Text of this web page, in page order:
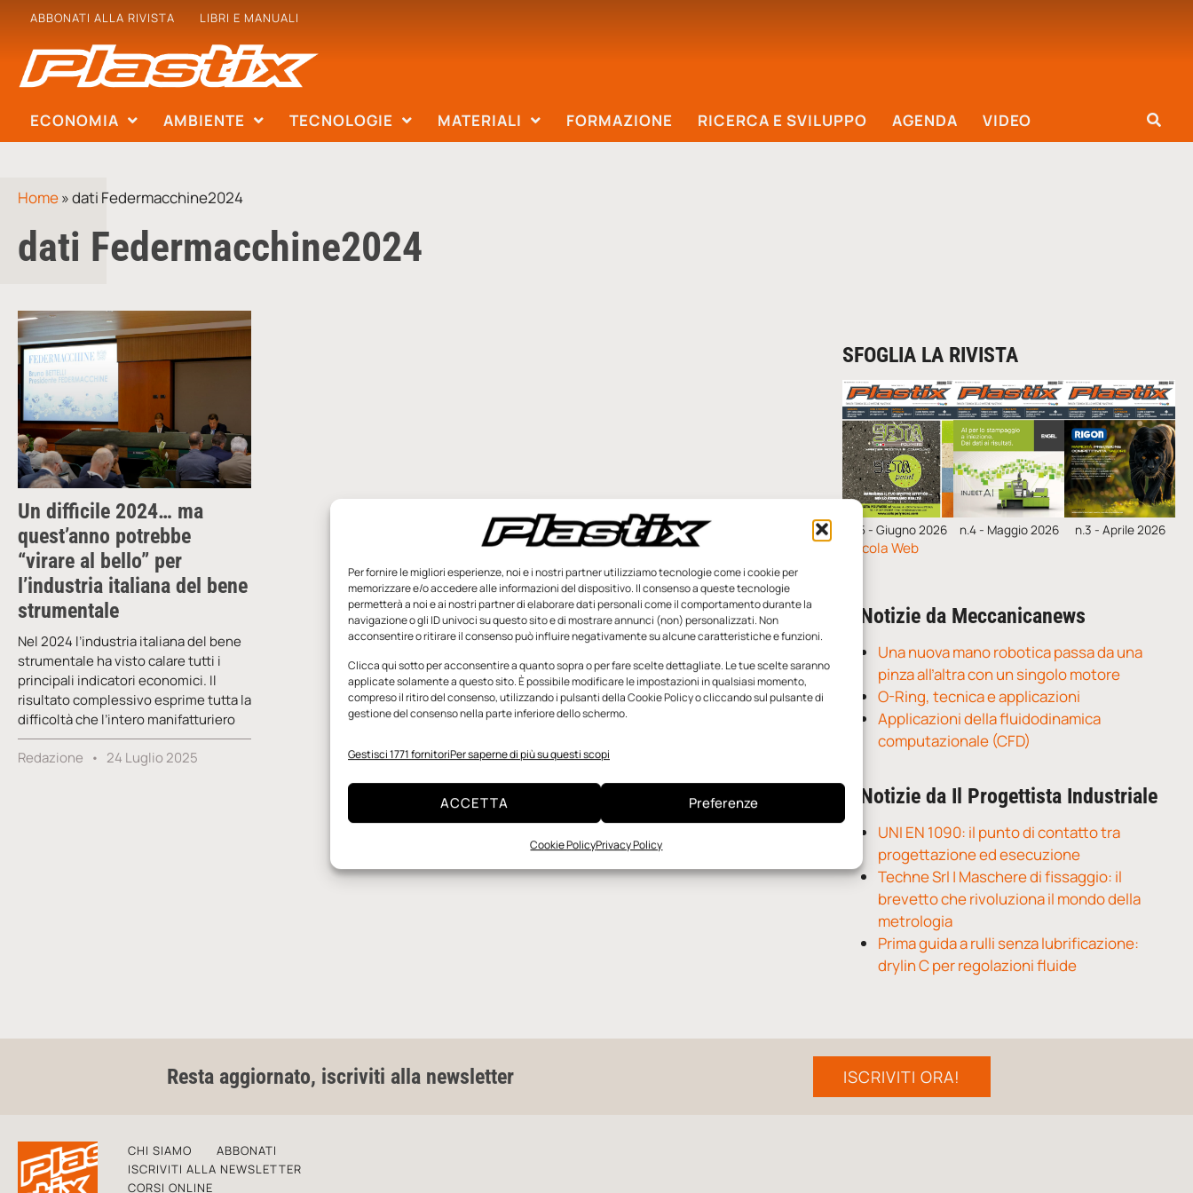
Per fornire le migliori esperienze, noi e i nostri partner utilizziamo tecnologie come i cookie per
memorizzare e/o accedere alle informazioni del dispositivo. Il consenso a queste tecnologie
permetterà a noi e ai nostri partner di elaborare dati personali come il comportamento durante la
navigazione o gli ID univoci su questo sito e di mostrare annunci (non) personalizzati. Non
acconsentire o ritirare il consenso può influire negativamente su alcune caratteristiche e funzioni.
Clicca qui sotto per acconsentire a quanto sopra o per fare scelte dettagliate. Le tue scelte saranno
applicate solamente a questo sito. È possibile modificare le impostazioni in qualsiasi momento,
compreso il ritiro del consenso, utilizzando i pulsanti della Cookie Policy o cliccando sul pulsante di
gestione del consenso nella parte inferiore dello schermo.
Gestisci 1771 fornitoriPer saperne di più su questi scopi
ACCETTA Preferenze
Cookie PolicyPrivacy Policy
ABBONATI ALLA RIVISTA LIBRI E MANUALI
ECONOMIA AMBIENTE TECNOLOGIE MATERIALI FORMAZIONE RICERCA E SVILUPPO AGENDA VIDEO
Home»dati Federmacchine2024
dati Federmacchine2024
Un difficile 2024… ma
quest’anno potrebbe
“virare al bello” per
l’industria italiana del bene
strumentale
Nel 2024 l’industria italiana del bene
strumentale ha visto calare tutti i
principali indicatori economici. Il
risultato complessivo esprime tutta la
difficoltà che l’intero manifatturiero
Redazione 24 Luglio 2025
SFOGLIA LA RIVISTA
n.5 - Giugno 2026 n.4 - Maggio 2026 n.3 - Aprile 2026
Edicola Web
Notizie da Meccanicanews
Una nuova mano robotica passa da una
pinza all’altra con un singolo motore
O-Ring, tecnica e applicazioni
Applicazioni della fluidodinamica
computazionale (CFD)
Notizie da Il Progettista Industriale
UNI EN 1090: il punto di contatto tra
progettazione ed esecuzione
Techne Srl | Maschere di fissaggio: il
brevetto che rivoluziona il mondo della
metrologia
Prima guida a rulli senza lubrificazione:
drylin C per regolazioni fluide
Resta aggiornato, iscriviti alla newsletter ISCRIVITI ORA!
CHI SIAMO
ABBONATI
ISCRIVITI ALLA NEWSLETTER
CORSI ONLINE